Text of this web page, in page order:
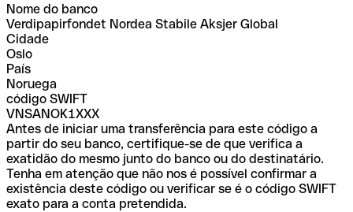
Nome do banco
Verdipapirfondet Nordea Stabile Aksjer Global
Cidade
Oslo
País
Noruega
código SWIFT
VNSANOK1XXX
Antes de iniciar uma transferência para este código a
partir do seu banco, certifique-se de que verifica a
exatidão do mesmo junto do banco ou do destinatário.
Tenha em atenção que não nos é possível confirmar a
existência deste código ou verificar se é o código SWIFT
exato para a conta pretendida.